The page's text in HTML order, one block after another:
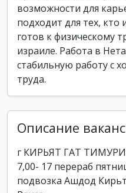
возможности для
подходит для тех,
готов к физическому
израиле. Работа в
стабильную работу с
труда.
Описание
г КИРЬЯТ ГАТ
7,00- 17 перераб
подвозка Ашдод